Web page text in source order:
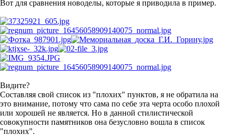
Вот для сравнения новоделы, которые я приводила в пример.
Видите?
Составляя свой список из "плохих" пунктов, я не обратила на
это внимание, потому что сама по себе эта черта особо плохой
или хорошей не является. Но в данной стилистической
совокупности памятников она безусловно вошла в список
"плохих".